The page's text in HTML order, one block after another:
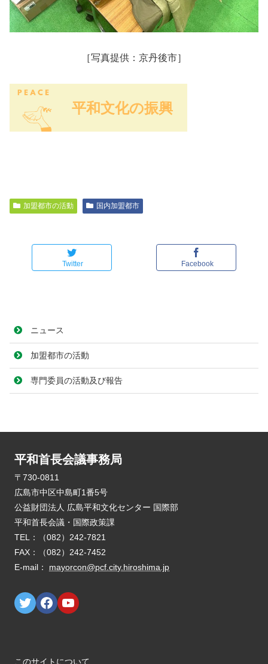
［写真提供：京丹後市］
平和文化の振興
加盟都市の活動 国内加盟都市
Twitter Facebook
ニュース
加盟都市の活動
専門委員の活動及び報告
平和首長会議事務局
E-mail： mayorcon@pcf.city.hiroshima.jp
このサイトについて